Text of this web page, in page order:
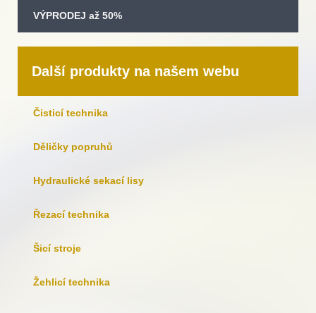
VÝPRODEJ až 50%
Další produkty na našem webu
Čisticí technika
Děličky popruhů
Hydraulické sekací lisy
Řezací technika
Šicí stroje
Žehlicí technika